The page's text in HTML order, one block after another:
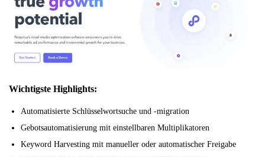
Wichtigste Highlights:
Automatisierte Schlüsselwortsuche und -migration
Gebotsautomatisierung mit einstellbaren Multiplikatoren
Keyword Harvesting mit manueller oder automatischer Freigabe